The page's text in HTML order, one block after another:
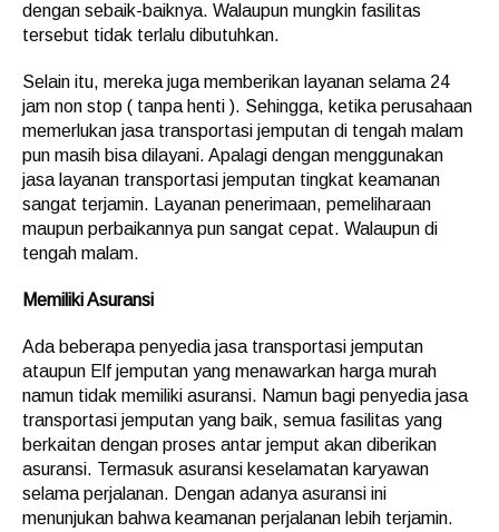
dengan sebaik-baiknya. Walaupun mungkin fasilitas
tersebut tidak terlalu dibutuhkan.
Selain itu, mereka juga memberikan layanan selama 24
jam non stop ( tanpa henti ). Sehingga, ketika perusahaan
memerlukan jasa transportasi jemputan di tengah malam
pun masih bisa dilayani. Apalagi dengan menggunakan
jasa layanan transportasi jemputan tingkat keamanan
sangat terjamin. Layanan penerimaan, pemeliharaan
maupun perbaikannya pun sangat cepat. Walaupun di
tengah malam.
Memiliki Asuransi
Ada beberapa penyedia jasa transportasi jemputan
ataupun Elf jemputan yang menawarkan harga murah
namun tidak memiliki asuransi. Namun bagi penyedia jasa
transportasi jemputan yang baik, semua fasilitas yang
berkaitan dengan proses antar jemput akan diberikan
asuransi. Termasuk asuransi keselamatan karyawan
selama perjalanan. Dengan adanya asuransi ini
menunjukan bahwa keamanan perjalanan lebih terjamin.